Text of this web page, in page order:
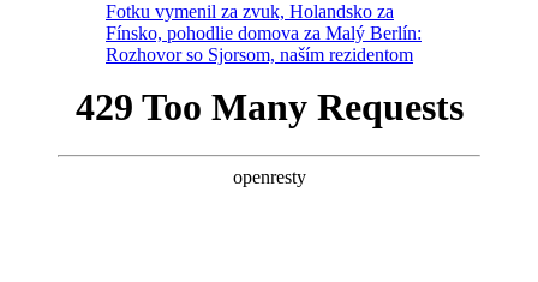
Fotku vymenil za zvuk, Holandsko za
Fínsko, pohodlie domova za Malý Berlín:
Rozhovor so Sjorsom, naším rezidentom